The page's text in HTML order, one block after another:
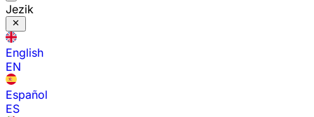
Jezik
English
EN
Español
ES